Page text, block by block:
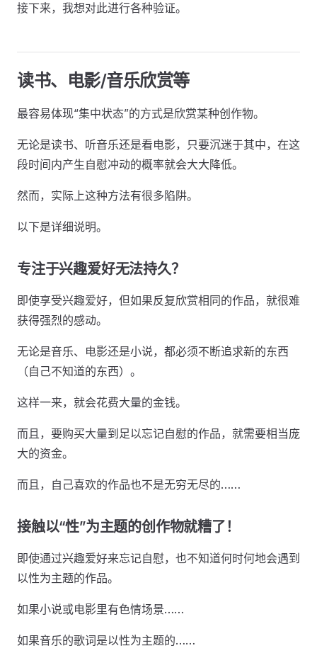
接下来，我想对此进行各种验证。
读书、电影/音乐欣赏等
最容易体现“集中状态”的方式是欣赏某种创作物。
无论是读书、听音乐还是看电影，只要沉迷于其中，在这
段时间内产生自慰冲动的概率就会大大降低。
然而，实际上这种方法有很多陷阱。
以下是详细说明。
专注于兴趣爱好无法持久？
即使享受兴趣爱好，但如果反复欣赏相同的作品，就很难
获得强烈的感动。
无论是音乐、电影还是小说，都必须不断追求新的东西
（自己不知道的东西）。
这样一来，就会花费大量的金钱。
而且，要购买大量到足以忘记自慰的作品，就需要相当庞
大的资金。
而且，自己喜欢的作品也不是无穷无尽的……
接触以“性”为主题的创作物就糟了！
即使通过兴趣爱好来忘记自慰，也不知道何时何地会遇到
以性为主题的作品。
如果小说或电影里有色情场景……
如果音乐的歌词是以性为主题的……